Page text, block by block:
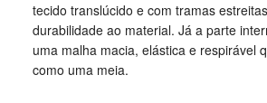
tecido translúcido e com tramas
durabilidade ao material. Já a parte
uma malha macia, elástica e respirável
como uma meia.